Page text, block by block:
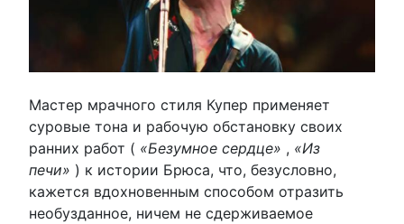
Мастер мрачного стиля Купер применяет
суровые тона и рабочую обстановку своих
ранних работ ( «Безумное сердце» , «Из
печи» ) к истории Брюса, что, безусловно,
кажется вдохновенным способом отразить
необузданное, ничем не сдерживаемое